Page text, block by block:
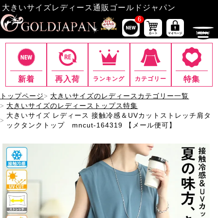
大きいサイズレディース通販ゴールドジャパン
6
新着 再入荷 ランキング カテゴリー 特集
トップページ
大きいサイズのレディースカテゴリー一覧
大きいサイズのレディーストップス特集
大きいサイズ レディース 接触冷感＆UVカットストレッチ肩タ
ックタンクトップ mncut-164319 【メール便可】